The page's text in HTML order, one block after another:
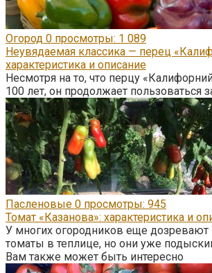
Огород 0 просмотры: 1 089
Неувядаемая классика — перец
характеристика и описание
Несмотря на то, что перцу
100 лет, он продолжает пользоваться
Пасленовые 0 просмотры: 945
Томат «Казанова»: характеристика и
У многих огородников еще дозревают
томаты в теплице, но они уже
Вам также может быть интересно